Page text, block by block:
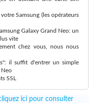
Samsung (les opérateurs
Galaxy Grand Neo: un
vite
chez vous, nous nous
il suffit d'entrer un simple
SSL
ici pour consulter